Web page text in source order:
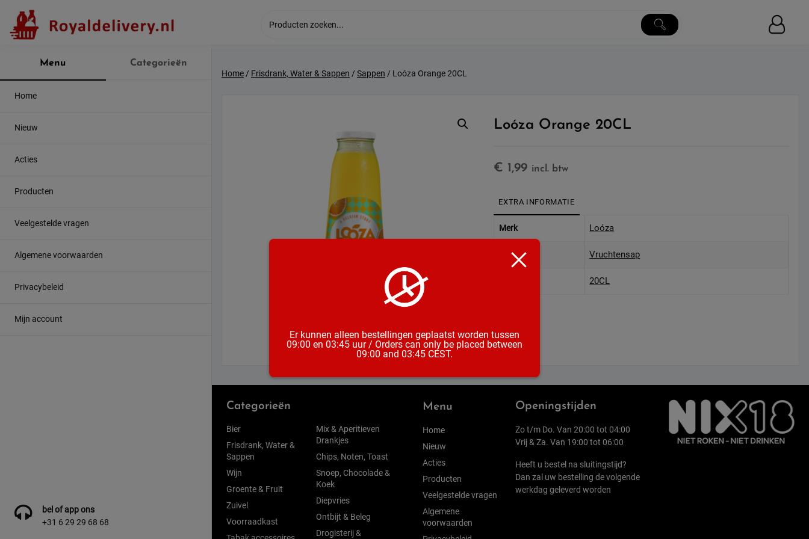
content
Menu Categorieën
Home
Nieuw
Acties
Producten
Veelgestelde vragen
Algemene voorwaarden
Privacybeleid
Mijn account
bel of app ons
+31 6 29 29 68 68
Home/ Frisdrank, Water & Sappen / Sappen / Loóza Orange 20CL
Loóza Orange 20CL
€ 1,99 incl. btw
EXTRA INFORMATIE
Merk Loóza
Soort Vruchtensap
20CL
Categorieën
Bier
Frisdrank, Water &
Sappen
Wijn
Groente & Fruit
Zuivel
Voorraadkast
Mix & Aperitieven
Drankjes
Chips, Noten, Toast
Snoep, Chocolade &
Koek
Diepvries
Ontbijt & Beleg
Drogisterij &
Menu
Home
Nieuw
Acties
Producten
Veelgestelde vragen
Algemene
voorwaarden
Openingstijden
Zo t/m Do. Van 20:00 tot 04:00
Vrij & Za. Van 19:00 tot 06:00
Heeft u bestel na sluitingstijd?
Dan zal uw bestelling de volgende
werkdag geleverd worden
Er kunnen alleen bestellingen geplaatst worden tussen
09:00 en 03:45 uur / Orders can only be placed between
09:00 and 03:45 CEST.